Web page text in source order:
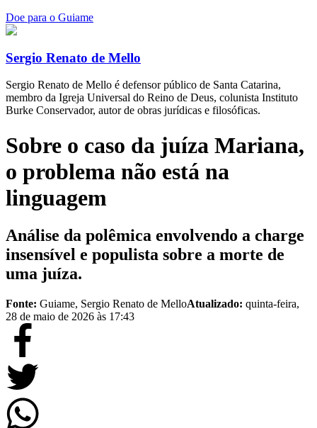
Doe para o Guiame
Sergio Renato de Mello
Sergio Renato de Mello é defensor público de Santa Catarina,
membro da Igreja Universal do Reino de Deus, colunista Instituto
Burke Conservador, autor de obras jurídicas e filosóficas.
Sobre o caso da juíza Mariana,
o problema não está na
linguagem
Análise da polêmica envolvendo a charge
insensível e populista sobre a morte de
uma juíza.
Fonte: Guiame, Sergio Renato de MelloAtualizado: quinta-feira,
28 de maio de 2026 às 17:43